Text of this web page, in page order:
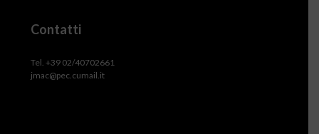
Contatti
Tel. +39 02/40702661
jmac@pec.cumail.it